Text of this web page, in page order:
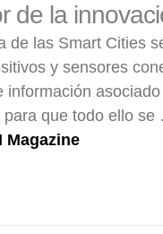
de la
de las Smart Cities
y sensores
información
para que todo ello
Magazine